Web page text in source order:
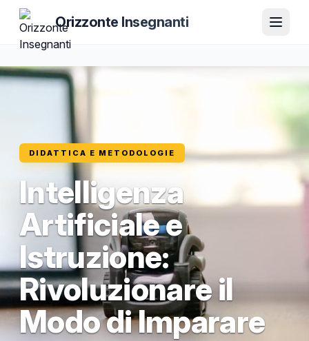
Orizzonte Insegnanti
DIDATTICA E METODOLOGIE
Intelligenza
Artificiale e
Istruzione:
Rivoluzionare il
Modo di Imparare